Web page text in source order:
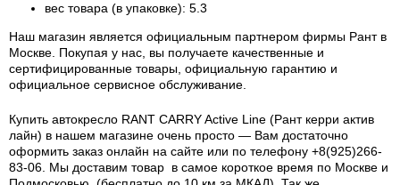
вес товара (в упаковке): 5.3
Наш магазин является официальным партнером фирмы Рант в
Москве. Покупая у нас, вы получаете качественные и
сертифицированные товары, официальную гарантию и
официальное сервисное обслуживание.
Купить автокресло RANT CARRY Active Line (Рант керри актив
лайн) в нашем магазине очень просто — Вам достаточно
оформить заказ онлайн на сайте или по телефону +8(925)266-
83-06. Мы доставим товар в самое короткое время по Москве и